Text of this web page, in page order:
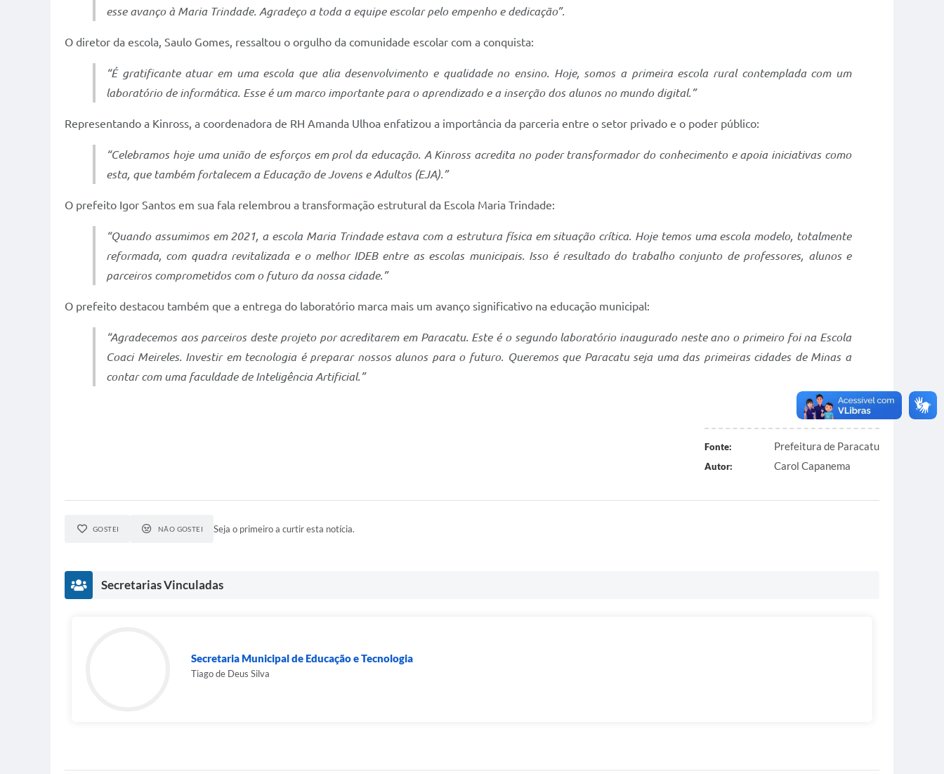
esse avanço à Maria Trindade. Agradeço a toda a equipe escolar pelo empenho e dedicação”.
O diretor da escola, Saulo Gomes, ressaltou o orgulho da comunidade escolar com a conquista:
“É gratificante atuar em uma escola que alia desenvolvimento e qualidade no ensino. Hoje, somos a primeira escola rural contemplada com um
laboratório de informática. Esse é um marco importante para o aprendizado e a inserção dos alunos no mundo digital.”
Representando a Kinross, a coordenadora de RH Amanda Ulhoa enfatizou a importância da parceria entre o setor privado e o poder público:
“Celebramos hoje uma união de esforços em prol da educação. A Kinross acredita no poder transformador do conhecimento e apoia iniciativas como
esta, que também fortalecem a Educação de Jovens e Adultos (EJA).”
O prefeito Igor Santos em sua fala relembrou a transformação estrutural da Escola Maria Trindade:
“Quando assumimos em 2021, a escola Maria Trindade estava com a estrutura física em situação crítica. Hoje temos uma escola modelo, totalmente
reformada, com quadra revitalizada e o melhor IDEB entre as escolas municipais. Isso é resultado do trabalho conjunto de professores, alunos e
parceiros comprometidos com o futuro da nossa cidade.”
O prefeito destacou também que a entrega do laboratório marca mais um avanço significativo na educação municipal:
“Agradecemos aos parceiros deste projeto por acreditarem em Paracatu. Este é o segundo laboratório inaugurado neste ano o primeiro foi na Escola
Coaci Meireles. Investir em tecnologia é preparar nossos alunos para o futuro. Queremos que Paracatu seja uma das primeiras cidades de Minas a
contar com uma faculdade de Inteligência Artificial.”
Fonte: Prefeitura de Paracatu
Autor: Carol Capanema
GOSTEI NÃO GOSTEI Seja o primeiro a curtir esta notícia.
Secretarias Vinculadas
Secretaria Municipal de Educação e Tecnologia
Tiago de Deus Silva